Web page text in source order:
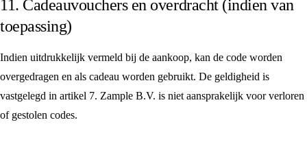
11. Cadeauvouchers en overdracht (indien van
toepassing)
Indien uitdrukkelijk vermeld bij de aankoop, kan de code worden
overgedragen en als cadeau worden gebruikt. De geldigheid is
vastgelegd in artikel 7. Zample B.V. is niet aansprakelijk voor verloren
of gestolen codes.